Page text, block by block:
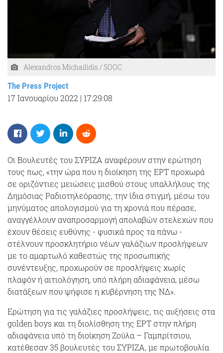
Alexandros Michailidis / SOOC
The Press Project
17 Ιανουαρίου 2022 | 17:29:08
Οι Βουλευτές του ΣΥΡΙΖΑ αναφέρουν στην ερώτηση
τους πως, «την ώρα που η διοίκηση της ΕΡΤ προχωρά
σε οριζόντιες μειώσεις μισθού στους υπαλλήλους της
Δημόσιας Ραδιοτηλεόρασης, την ίδια στιγμή, μέσω του
μηνύματος απολογισμού για τη χρονιά που πέρασε,
αναγγέλλουν αναπροσαρμογή απολαβών στελεχών που
έχουν θέσεις ευθύνης - φυσικά προς τα πάνω -
στέλνουν προσκλητήριο νέων γαλάζιων προσλήψεων
με το αμαρτωλό καθεστώς της προσωπικής
συνέντευξης, προχωρούν σε προσλήψεις χωρίς
πλαφόν ή αιτιολόγηση, υπό πλήρη αδιαφάνεια, μέσω
διατάξεων που ψήφισε η κυβέρνηση της ΝΔ».
Ερώτηση για τις γαλάζιες προσλήψεις,τις αυξήσεις στα
golden boys και τη διολίσθηση της ΕΡΤ στην πλήρη
αδιαφάνεια υπό τη διοίκηση Ζούλα – Γαμπρίτσιου,
κατέθεσαν 35 βουλευτές του ΣΥΡΙΖΑ, με πρωτοβουλία